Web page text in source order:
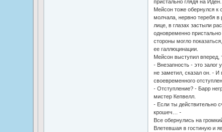
пристально глядя на Иден.
Мейсон тоже обернулся к
молчала, нервно теребя в
лице, в глазах застыли
одновременно
стороны могло
ее галлюцинации.
Мейсон выступил вперед,
- Внезапность - это залог
не заметил, сказал он. - И
своевременного
- Отступление? - Барр
мистер Кепвелл.
- Если ты действительно
крошеч… -
Все обернулись на
Влетевшая в гостиную и